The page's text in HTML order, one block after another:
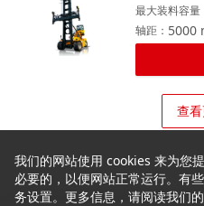
最大装料容量
5000
轴距 ：
查
我们的网站使用 cookies 来为您
必要的，以便网站正常运行。有
务设置。更多信息，请阅读我们的